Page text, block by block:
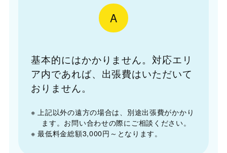
A
基本的にはかかりません。対応エリ
ア内であれば、出張費はいただいて
おりません。
※ 上記以外の遠方の場合は、別途出張費がかかり
ます。お問い合わせの際にご相談ください。
※ 最低料金総額3,000円～となります。